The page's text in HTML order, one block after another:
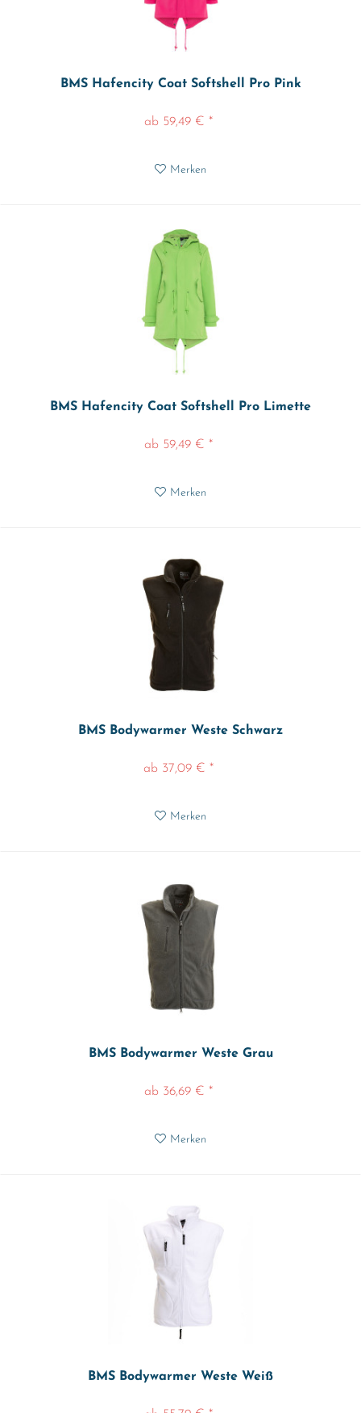
BMS Hafencity Coat Softshell Pro Pink
ab 59,49 € *
Merken
BMS Hafencity Coat Softshell Pro Limette
ab 59,49 € *
Merken
BMS Bodywarmer Weste Schwarz
ab 37,09 € *
Merken
BMS Bodywarmer Weste Grau
ab 36,69 € *
Merken
BMS Bodywarmer Weste Weiß